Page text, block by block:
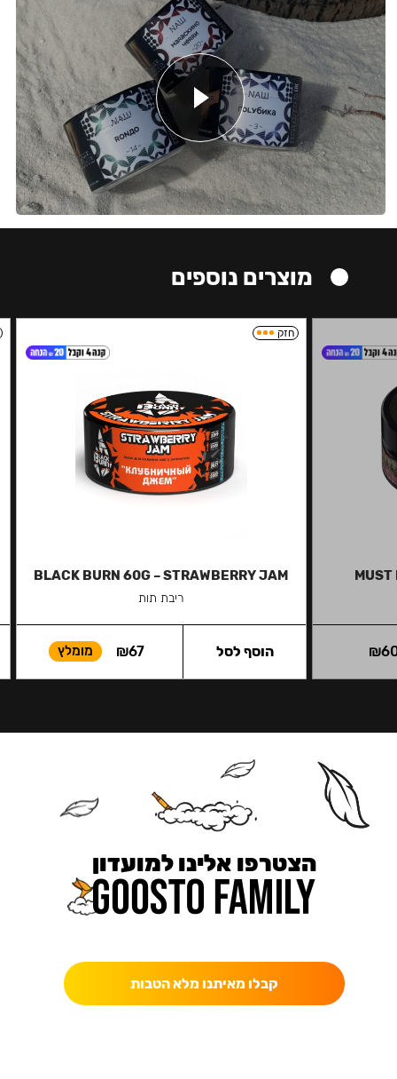
מוצרים נוספים
MUST
₪
חזק
BLACK BURN 60G – STRAWBERRY JAM
ריבת תות
₪67 מומלץ הוסף לסל
הצטרפו אלינו למועדון
קבלו מאיתנו מלא הטבות